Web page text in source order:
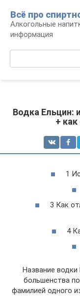
контенту
Всё про
Алкогольные
информация
Водка Ельцин:
+
1
3 Как
4
Название водки
большенства
фамилией одного